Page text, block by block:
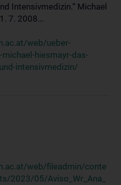
Intensivmedizin.“ Michael
7. 2008...
web/ueber-
hiesmayr-das-
intensivmedizin/
web/fileadmin/conte
2023/05/Aviso_Wr_Ana_